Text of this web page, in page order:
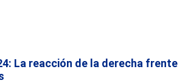
La reacción de la derecha frente